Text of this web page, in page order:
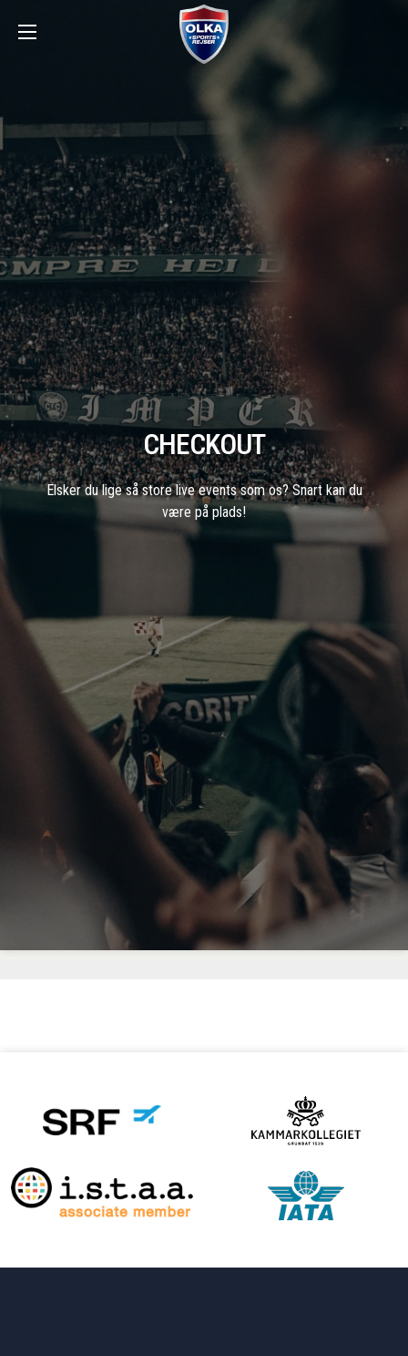
CHECKOUT
Elsker du lige så store live events som os? Snart kan du
være på plads!